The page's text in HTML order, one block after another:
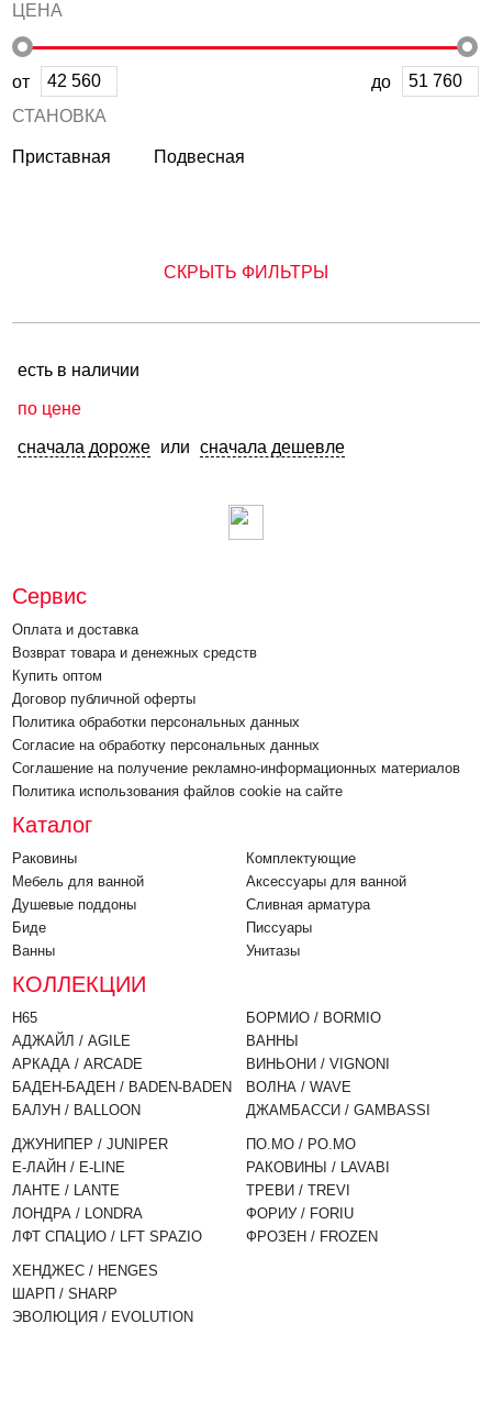
ЦЕНА
от
до
УСТАНОВКА
Приставная Подвесная
СКРЫТЬ ФИЛЬТРЫ
есть в наличии
по цене
сначала дороже или сначала дешевле
Сервис
Оплата и доставка
Возврат товара и денежных средств
Купить оптом
Договор публичной оферты
Политика обработки персональных данных
Согласие на обработку персональных данных
Соглашение на получение рекламно-информационных материалов
Политика использования файлов cookie на сайте
Каталог
Раковины
Мебель для ванной
Душевые поддоны
Биде
Ванны
Комплектующие
Аксессуары для ванной
Cливная арматура
Писсуары
Унитазы
КОЛЛЕКЦИИ
H65
АДЖАЙЛ / AGILE
АРКАДА / ARCADE
БАДЕН-БАДЕН / BADEN-BADEN
БАЛУН / BALLOON
БОРМИО / BORMIO
ВАННЫ
ВИНЬОНИ / VIGNONI
ВОЛНА / WAVE
ДЖАМБАССИ / GAMBASSI
ДЖУНИПЕР / JUNIPER
Е-ЛАЙН / E-LINE
ЛАНТЕ / LANTE
ЛОНДРА / LONDRA
ЛФТ СПАЦИО / LFT SPAZIO
ПО.МО / PO.MO
РАКОВИНЫ / LAVABI
ТРЕВИ / TREVI
ФОРИУ / FORIU
ФРОЗЕН / FROZEN
ХЕНДЖЕС / HENGES
ШАРП / SHARP
ЭВОЛЮЦИЯ / EVOLUTION